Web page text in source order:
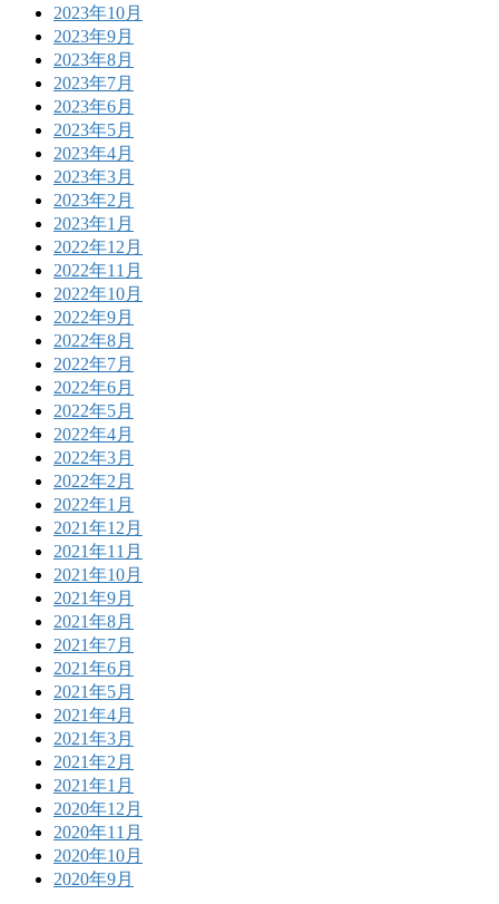
2023年10月
2023年9月
2023年8月
2023年7月
2023年6月
2023年5月
2023年4月
2023年3月
2023年2月
2023年1月
2022年12月
2022年11月
2022年10月
2022年9月
2022年8月
2022年7月
2022年6月
2022年5月
2022年4月
2022年3月
2022年2月
2022年1月
2021年12月
2021年11月
2021年10月
2021年9月
2021年8月
2021年7月
2021年6月
2021年5月
2021年4月
2021年3月
2021年2月
2021年1月
2020年12月
2020年11月
2020年10月
2020年9月